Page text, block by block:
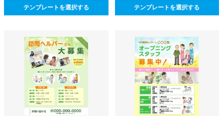
テンプレートを選択する テンプレートを選択する